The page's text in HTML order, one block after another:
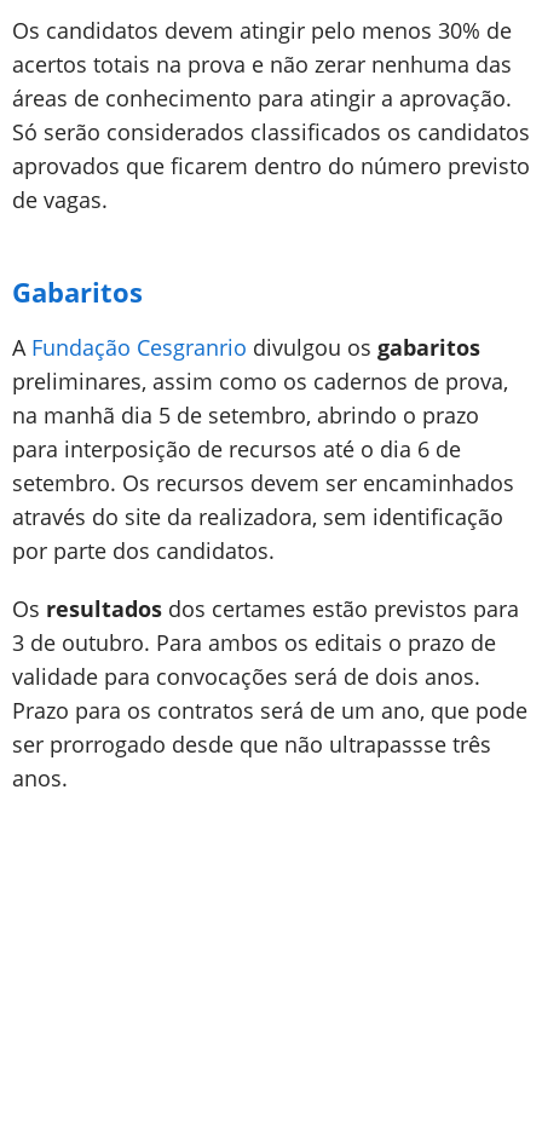
Os candidatos devem atingir pelo menos 30% de
acertos totais na prova e não zerar nenhuma das
áreas de conhecimento para atingir a aprovação.
Só serão considerados classificados os candidatos
aprovados que ficarem dentro do número previsto
de vagas.
Gabaritos
A Fundação Cesgranrio divulgou os gabaritos
preliminares, assim como os cadernos de prova,
na manhã dia 5 de setembro, abrindo o prazo
para interposição de recursos até o dia 6 de
setembro. Os recursos devem ser encaminhados
através do site da realizadora, sem identificação
por parte dos candidatos.
Os resultados dos certames estão previstos para
3 de outubro. Para ambos os editais o prazo de
validade para convocações será de dois anos.
Prazo para os contratos será de um ano, que pode
ser prorrogado desde que não ultrapassse três
anos.